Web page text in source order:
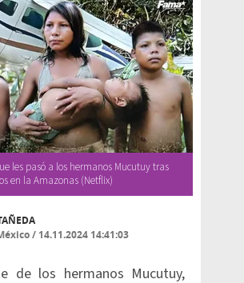
les pasó a los hermanos Mucutuy tras
en la Amazonas (Netflix)
/ 14.11.2024 14:41:03
de los hermanos Mucutuy,